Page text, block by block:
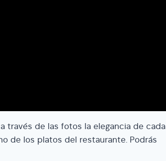
través de las fotos la elegancia de cada
de los platos del restaurante. Podrás